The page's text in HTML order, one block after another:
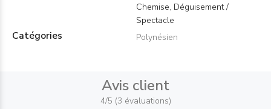
Chemise, Déguisement /
Spectacle
Catégories Polynésien
Avis client
4/5 (3 évaluations)